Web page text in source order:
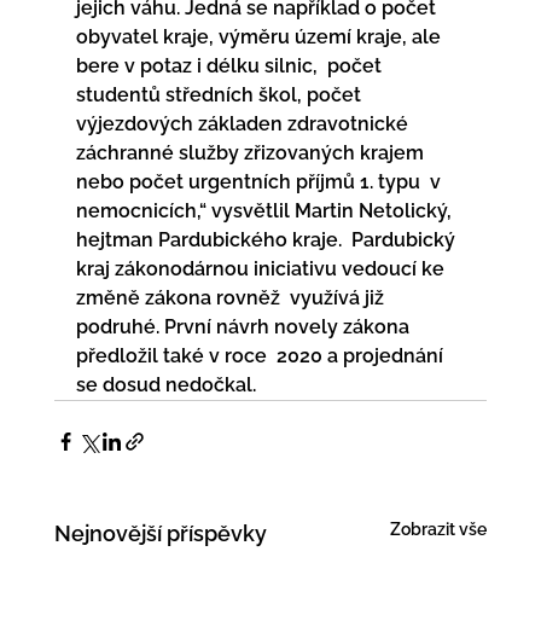
jejich váhu. Jedná se například o počet
obyvatel kraje, výměru území kraje, ale
bere v potaz i délku silnic,  počet
studentů středních škol, počet
výjezdových základen zdravotnické
záchranné služby zřizovaných krajem
nebo počet urgentních příjmů 1. typu  v
nemocnicích,“ vysvětlil Martin Netolický,
hejtman Pardubického kraje.  Pardubický
kraj zákonodárnou iniciativu vedoucí ke
změně zákona rovněž  využívá již
podruhé. První návrh novely zákona
předložil také v roce  2020 a projednání
se dosud nedočkal.
Nejnovější příspěvky Zobrazit vše